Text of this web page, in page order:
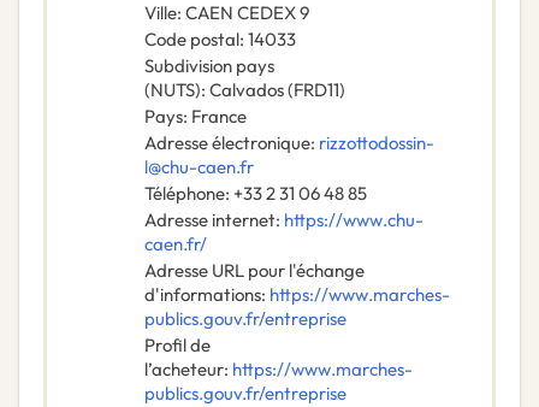
Ville: CAEN CEDEX 9
Code postal: 14033
Subdivision pays
(NUTS): Calvados(FRD11)
Pays: France
Adresse électronique: rizzottodossin-
l@chu-caen.fr
Téléphone: +33 2 31 06 48 85
Adresse internet: https://www.chu-
caen.fr/
Adresse URL pour l'échange
d'informations: https://www.marches-
publics.gouv.fr/entreprise
Profil de
l’acheteur: https://www.marches-
publics.gouv.fr/entreprise